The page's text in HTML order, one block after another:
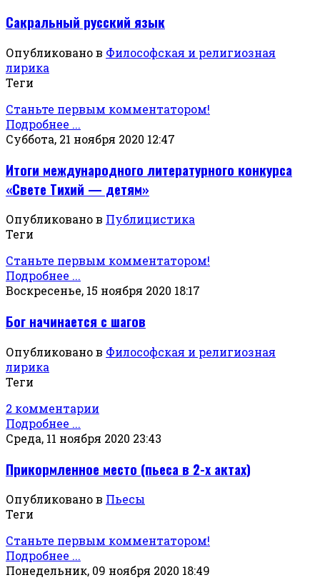
Сакральный русский язык
Опубликовано в Философская и религиозная
лирика
Теги
Станьте первым комментатором!
Подробнее ...
Суббота, 21 ноября 2020 12:47
Итоги международного литературного конкурса
«Свете Тихий — детям»
Опубликовано в Публицистика
Теги
Станьте первым комментатором!
Подробнее ...
Воскресенье, 15 ноября 2020 18:17
Бог начинается с шагов
Опубликовано в Философская и религиозная
лирика
Теги
2 комментарии
Подробнее ...
Среда, 11 ноября 2020 23:43
Прикормленное место (пьеса в 2-х актах)
Опубликовано в Пьесы
Теги
Станьте первым комментатором!
Подробнее ...
Понедельник, 09 ноября 2020 18:49